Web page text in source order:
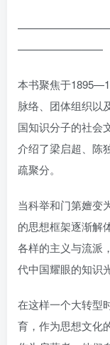
————————
本书聚焦于
脉络、团体组织以
国知识分子的社会
介绍了梁启超、陈
疏聚分。
当科举和门第嬗变
的思想框架逐渐解
各样的主义与流派
代中国耀眼的知识
在这样一个大转型
育，作为思想文化